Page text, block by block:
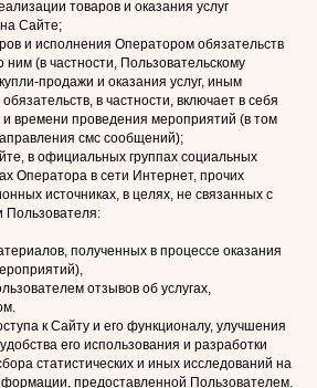
товаров и оказания услуг
Сайте;
и исполнения Оператором обязательств
(в частности, Пользовательскому
продажи и оказания услуг, иным
в частности, включает в себя
времени проведения мероприятий (в том
смс сообщений);
в официальных группах социальных
Оператора в сети Интернет, прочих
источниках, в целях, не связанных с
Пользователя:
полученных в процессе оказания
отзывов об услугах,
к Сайту и его функционалу, улучшения
его использования и разработки
статистических и иных исследований на
предоставленной Пользователем.